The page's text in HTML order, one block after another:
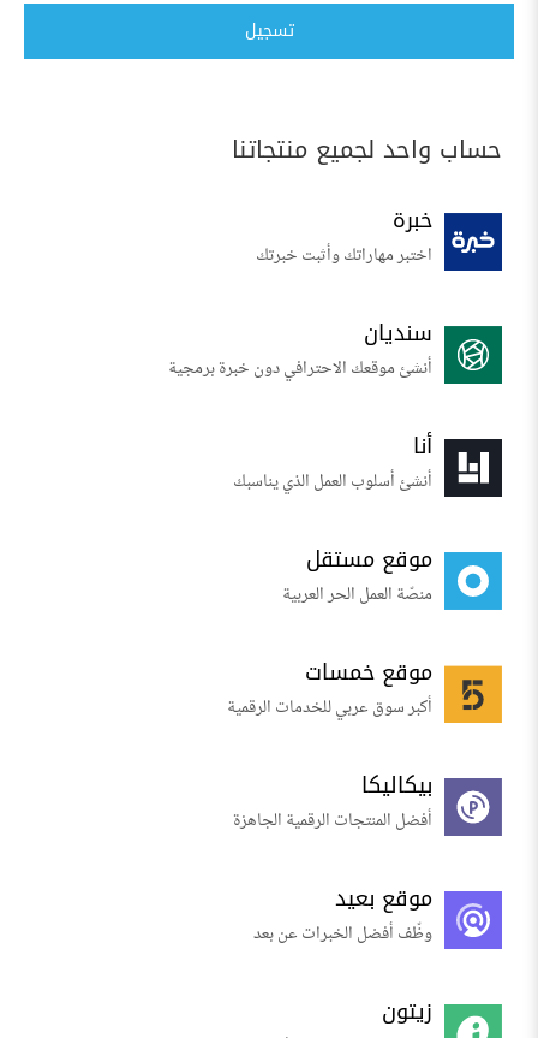
تسجيل
حساب واحد لجميع منتجاتنا
خبرة
اختبر مهاراتك وأثبت خبرتك
سنديان
أنشئ موقعك الاحترافي دون خبرة برمجية
أنا
أنشئ أسلوب العمل الذي يناسبك
موقع مستقل
منصّة العمل الحر العربية
موقع خمسات
أكبر سوق عربي للخدمات الرقمية
بيكاليكا
أفضل المنتجات الرقمية الجاهزة
موقع بعيد
وظّف أفضل الخبرات عن بعد
زيتون